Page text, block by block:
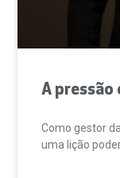
A pressão
Como gestor
uma lição